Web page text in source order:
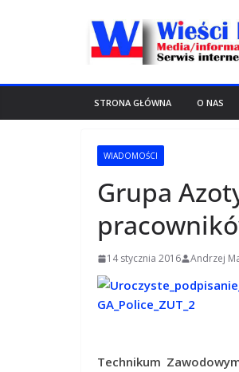
STRONA GŁÓWNA O NAS
WIADOMOŚCI
Grupa
14 stycznia 2016 Andrzej
Technikum